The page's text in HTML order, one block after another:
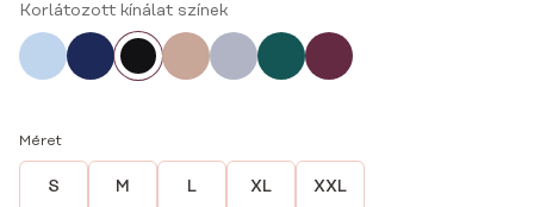
Korlátozott kínálat színek
Méret
S M L XL XXL